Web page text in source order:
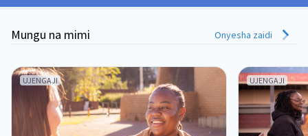
Mungu na mimi Onyesha zaidi
UJENGAJI UJENGAJI